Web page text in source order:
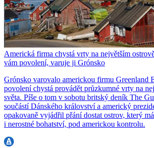
Americká firma chystá vrty na největším
vám povolení, varuje ji Grónsko
Grónsko varovalo americkou firmu Greenland
povolení chystá provádět průzkumné vrty na
světa. Píše o tom v sobotu britský deník The
součástí Dánského království a americký
opakovaně vyjádřil přání dostat ostrov, který
i nerostné bohatství, pod americkou kontrolu.